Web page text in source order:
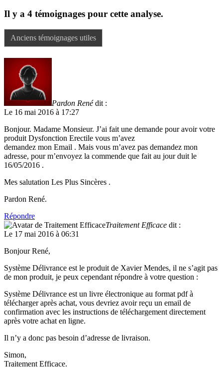
Il y a 4 témoignages pour cette analyse.
Anciens témoignages utiles
Pardon René dit :
Le 16 mai 2016 à 17:27
Bonjour. Madame Monsieur. J’ai fait une demande pour avoir votre
produit Dysfonction Erectile vous m’avez
demandez mon Email . Mais vous m’avez pas demandez mon
adresse, pour m’envoyez la commende que fait au jour duit le
16/05/2016 .
Mes salutation Les Plus Sincères .
Pardon René.
Répondre
Traitement Efficace dit :
Le 17 mai 2016 à 06:31
Bonjour René,
Système Délivrance est le produit de Xavier Mendes, il ne s’agit pas
de mon produit, je peux cependant répondre à votre question :
Système Délivrance est un livre électronique au format pdf à
télécharger après achat, vous devriez avoir reçu un email de
confirmation avec les instructions de téléchargement directement
après votre achat en ligne.
Il n’y a donc pas besoin d’adresse de livraison.
Simon,
Traitement Efficace.